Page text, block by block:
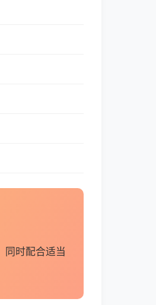
同时配合适当